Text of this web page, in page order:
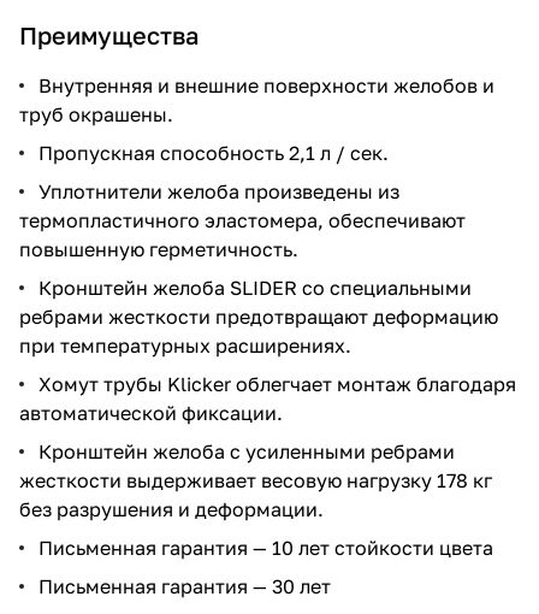
Преимущества
Внутренняя и внешние поверхности желобов и
труб окрашены.
Пропускная способность 2,1 л / сек.
Уплотнители желоба произведены из
термопластичного эластомера, обеспечивают
повышенную герметичность.
Кронштейн желоба SLIDER со специальными
ребрами жесткости предотвращают деформацию
при температурных расширениях.
Хомут трубы Klicker облегчает монтаж благодаря
автоматической фиксации.
Кронштейн желоба с усиленными ребрами
жесткости выдерживает весовую нагрузку 178 кг
без разрушения и деформации.
Письменная гарантия — 10 лет стойкости цвета
Письменная гарантия — 30 лет